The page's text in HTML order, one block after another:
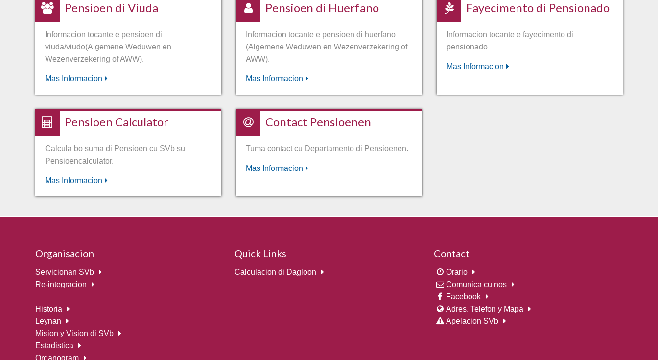
Pensioen di Viuda
Informacion tocante e pensioen di
viuda/viudo(Algemene Weduwen en
Wezenverzekering of AWW).
Mas Informacion
Pensioen di Huerfano
Informacion tocante e pensioen di huerfano
(Algemene Weduwen en Wezenverzekering of
AWW).
Mas Informacion
Fayecimento di Pensionado
Informacion tocante e fayecimento di
pensionado
Mas Informacion
Pensioen Calculator
Calcula bo suma di Pensioen cu SVb su
Pensioencalculator.
Mas Informacion
Contact Pensioenen
Tuma contact cu Departamento di Pensioenen.
Mas Informacion
Organisacion
Servicionan SVb
Re-integracion
Historia
Leynan
Mision y Vision di SVb
Estadistica
Organogram
Quick Links
Calculacion di Dagloon
Contact
Orario
Comunica cu nos
Facebook
Adres, Telefon y Mapa
Apelacion SVb